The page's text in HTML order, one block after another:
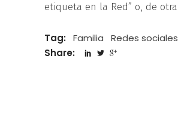
etiqueta en la Red” o, de otra
Tag: Familia
Redes sociales
Share: